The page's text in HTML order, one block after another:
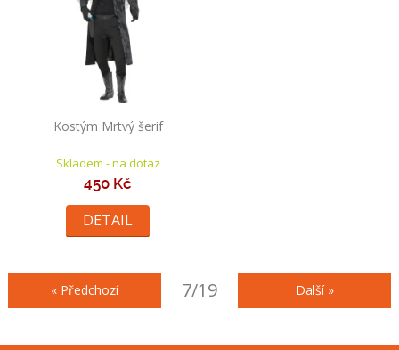
Kostým Mrtvý šerif
Skladem - na dotaz
450 Kč
DETAIL
« Předchozí 7/19 Další »